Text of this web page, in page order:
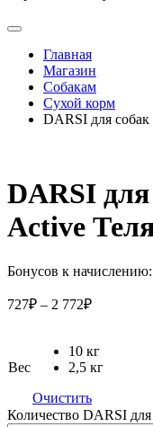
Главная
Магазин
Собакам
Сухой корм
DARSI для собак
DARSI для
Active
Бонусов к начислению:
727₽ – 2 772₽
Вес
10 кг
2,5 кг
Очистить
Количество DARSI